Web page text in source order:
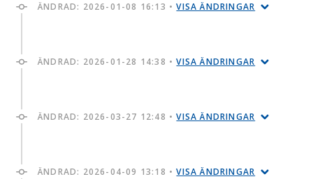
ÄNDRAD: 2026-01-08 16:13 •VISA ÄNDRINGAR
ÄNDRAD: 2026-01-28 14:38 •VISA ÄNDRINGAR
ÄNDRAD: 2026-03-27 12:48 •VISA ÄNDRINGAR
ÄNDRAD: 2026-04-09 13:18 •VISA ÄNDRINGAR